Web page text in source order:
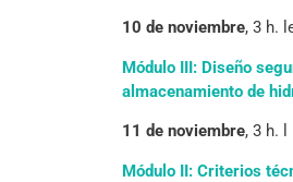
10 de noviembre, 3 h.
Módulo III: Diseño
almacenamiento de
11 de noviembre, 3 h. l
Módulo II: Criterios